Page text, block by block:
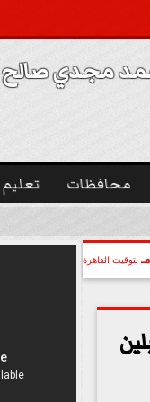
مجدي صالح
محافظات تعليم
بتوقيت القاهرة